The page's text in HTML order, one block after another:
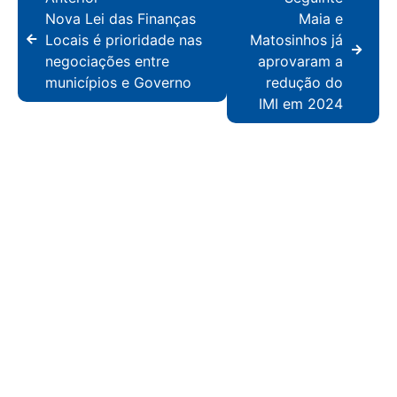
Nova Lei das Finanças
Locais é prioridade nas
negociações entre
municípios e Governo
Maia e
Matosinhos já
aprovaram a
redução do
IMI em 2024